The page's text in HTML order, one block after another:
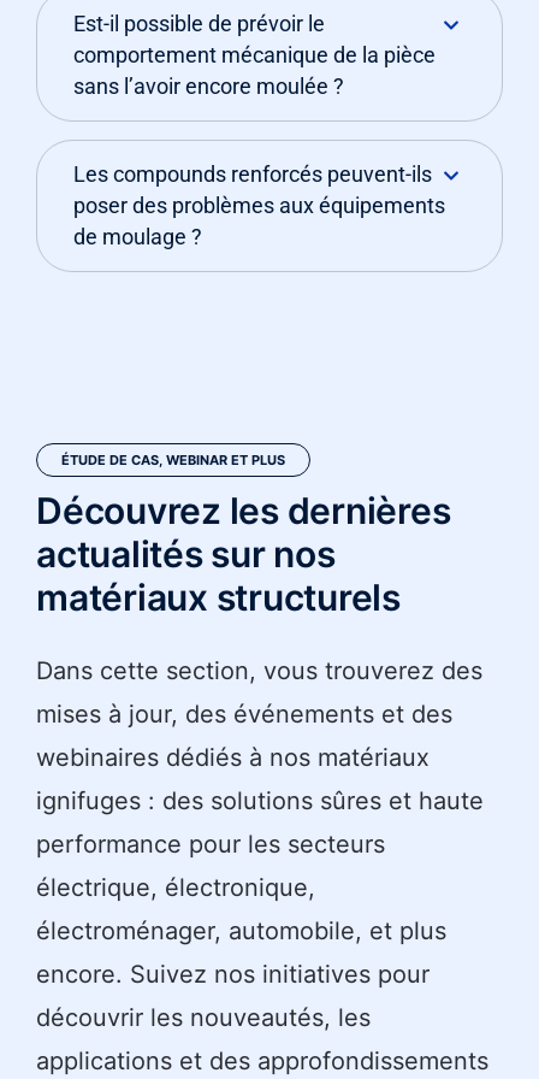
Est-il possible de prévoir le
comportement mécanique de la pièce
sans l’avoir encore moulée ?
Les compounds renforcés peuvent-ils
poser des problèmes aux équipements
de moulage ?
ÉTUDE DE CAS, WEBINAR ET PLUS
Découvrez les dernières
actualités sur nos
matériaux structurels
Dans cette section, vous trouverez des
mises à jour, des événements et des
webinaires dédiés à nos matériaux
ignifuges : des solutions sûres et haute
performance pour les secteurs
électrique, électronique,
électroménager, automobile, et plus
encore. Suivez nos initiatives pour
découvrir les nouveautés, les
applications et des approfondissements